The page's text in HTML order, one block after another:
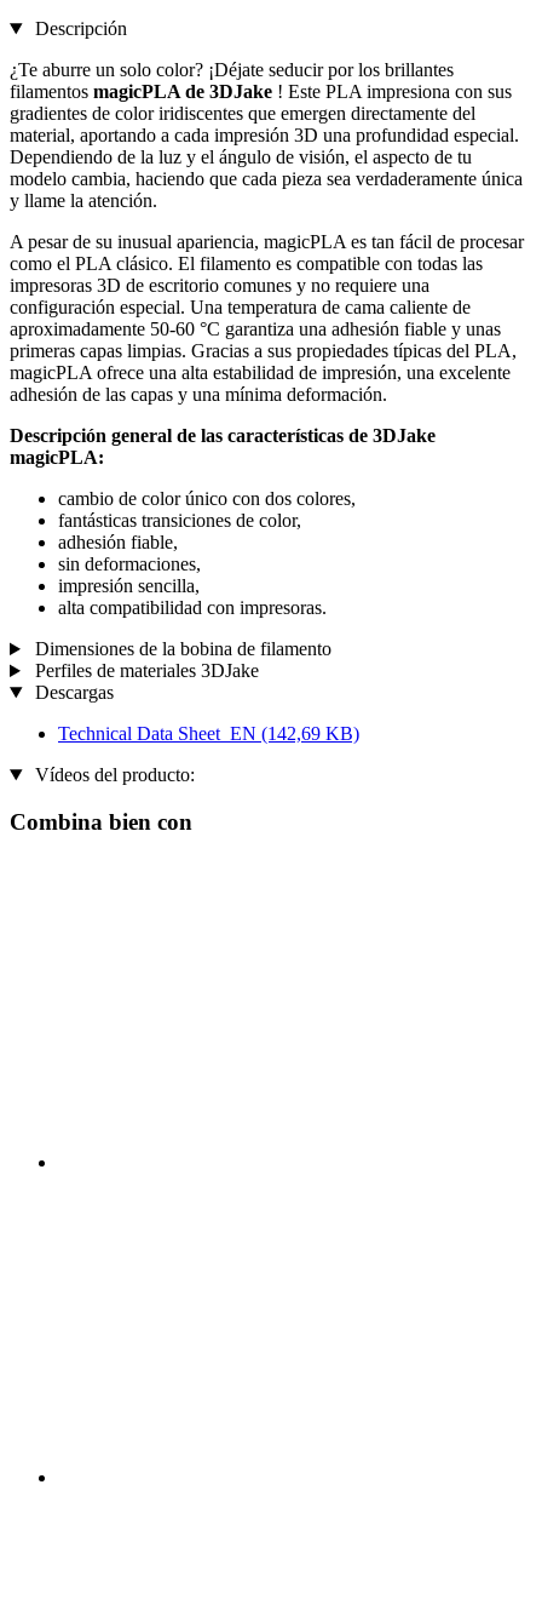
Descripción
¿Te aburre un solo color? ¡Déjate seducir por los brillantes
filamentos magicPLA de 3DJake ! Este PLA impresiona con sus
gradientes de color iridiscentes que emergen directamente del
material, aportando a cada impresión 3D una profundidad especial.
Dependiendo de la luz y el ángulo de visión, el aspecto de tu
modelo cambia, haciendo que cada pieza sea verdaderamente única
y llame la atención.
A pesar de su inusual apariencia, magicPLA es tan fácil de procesar
como el PLA clásico. El filamento es compatible con todas las
impresoras 3D de escritorio comunes y no requiere una
configuración especial. Una temperatura de cama caliente de
aproximadamente 50-60 °C garantiza una adhesión fiable y unas
primeras capas limpias. Gracias a sus propiedades típicas del PLA,
magicPLA ofrece una alta estabilidad de impresión, una excelente
adhesión de las capas y una mínima deformación.
Descripción general de las características de 3DJake
magicPLA:
cambio de color único con dos colores,
fantásticas transiciones de color,
adhesión fiable,
sin deformaciones,
impresión sencilla,
alta compatibilidad con impresoras.
Dimensiones de la bobina de filamento
Perfiles de materiales 3DJake
Descargas
Technical Data Sheet_EN (142,69 KB)
Vídeos del producto:
Combina bien con